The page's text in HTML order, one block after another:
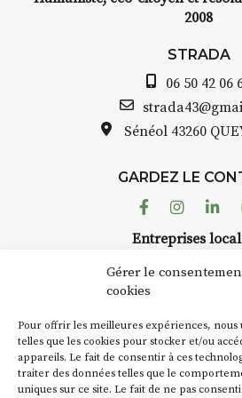
Gérer le
cookies
Pour offrir les meilleures expériences, nous
telles que les cookies pour stocker et/ou
appareils. Le fait de consentir à ces
traiter des données telles que le
uniques sur ce site. Le fait de ne pas
avez ouvert
Auzon…
Bernard
pas une
dans le village
caves, les
Fumoir est
d’autres
la Petite Cité
exemple,
Charbon
2008
STRADA
06 50 42 06
Sénéol 43260
GARDEZ LE
Facebook
Entreprises
Suivez toute l'actu